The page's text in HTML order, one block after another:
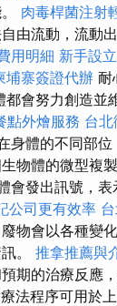
肉毒桿菌注射
由流動，流動
用明細 新手設
埔寨簽證代辦 耐
會努力創造
點外燴服務 台
身體的不同部
物體的微型複
會發出訊號，
公司更有效率
物會以各種變
。 推拿推薦與
期的治療反應
法程序可用於